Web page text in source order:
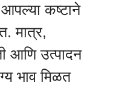
कष्टाने
मात्र,
आणि उत्पादन
भाव मिळत